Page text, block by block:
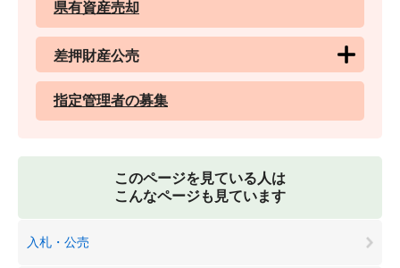
県有資産売却
差押財産公売
指定管理者の募集
このページを見ている人は
こんなページも見ています
入札・公売